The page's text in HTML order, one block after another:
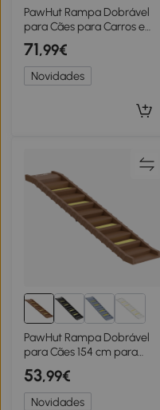
PawHut Rampa Dobrável
para Cães para Carros e
Camas Altas de 10 Degraus
com Tiras e Tapetes
Antiderrapantes Branco
71,99€
Novidades
PawHut Rampa Dobrável
para Cães 154 cm para
Carro e Cama com 10
Degraus Antiderrapantes,
até 68 kg, Castanho
53,99€
Novidades